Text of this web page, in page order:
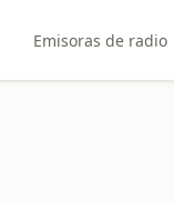
Emisoras de radio